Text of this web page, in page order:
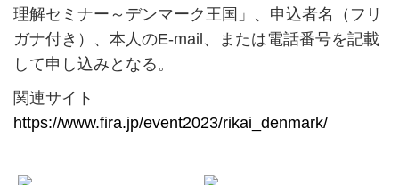
理解セミナー～デンマーク王国」、申込者名（フリ
ガナ付き）、本人のE-mail、または電話番号を記載
して申し込みとなる。
関連サイト
https://www.fira.jp/event2023/rikai_denmark/